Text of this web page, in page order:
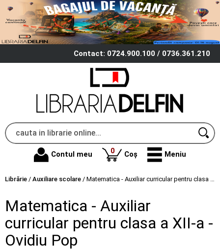
Contact: 0724.900.100 / 0736.361.210
Contul meu 0produse
Coș Meniu
Librărie / Auxiliare scolare / Matematica - Auxiliar curricular pentru clasa a XII-a - Ovidiu Pop
Matematica - Auxiliar
curricular pentru clasa a XII-a -
Ovidiu Pop